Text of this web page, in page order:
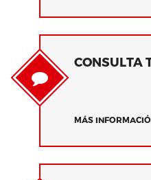
CONSULTA
MÁS